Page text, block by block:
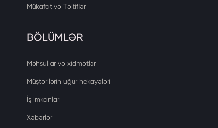
Mükafat və Təltiflər
BÖLÜMLƏR
Məhsullar və xidmətlər
Müştərilərin uğur hekayələri
İş imkanları
Xəbərlər